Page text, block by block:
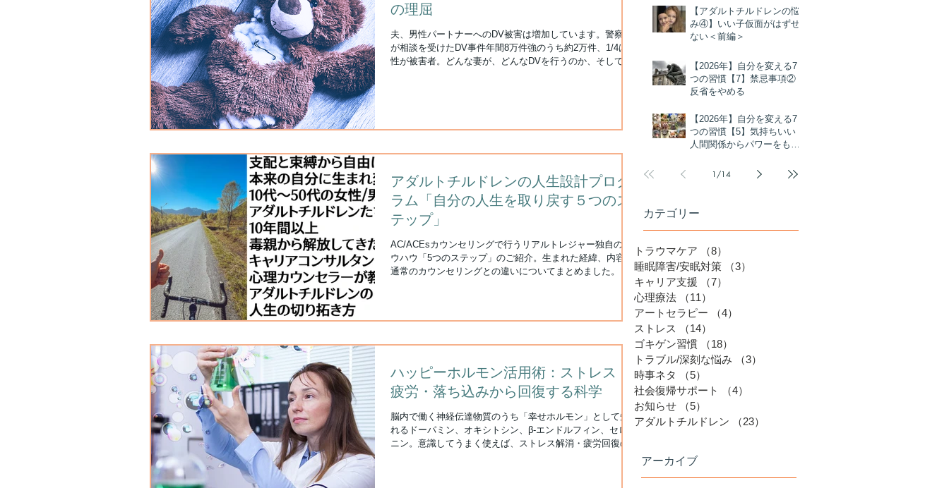
の理屈
夫、男性パートナーへのDV被害は増加しています。警察庁
が相談を受けたDV事件年間8万件強のうち約2万件、1/4は男
性が被害者。どんな妻が、どんなDVを行うのか、そして、
アダルトチルドレンの人生設計プログ
ラム「自分の人生を取り戻す５つのス
テップ」
AC/ACEsカウンセリングで行うリアルトレジャー独自のノ
ウハウ「5つのステップ」のご紹介。生まれた経緯、内容、
通常のカウンセリングとの違いについてまとめました。
ハッピーホルモン活用術：ストレス・
疲労・落ち込みから回復する科学
脳内で働く神経伝達物質のうち「幸せホルモン」として知ら
れるドーパミン、オキシトシン、β-エンドルフィン、セロト
ニン。意識してうまく使えば、ストレス解消・疲労回復の特
【アダルトチルドレンの悩
み④】いい子仮面がはずせ
ない＜前編＞
【2026年】自分を変える7
つの習慣【7】禁忌事項②
反省をやめる
【2026年】自分を変える7
つの習慣【5】気持ちいい
人間関係からパワーをもら
1 /14
カテゴリー
トラウマケア （8）
睡眠障害/安眠対策
（3）
キャリア支援
（7）
心理療法
（11）
アートセラピー
（4）
ストレス
（14）
ゴキゲン習慣
（18）
トラブル/深刻な悩み
（3）
時事ネタ
（5）
社会復帰サポート
（4）
お知らせ
（5）
アダルトチルドレン
（23）
アーカイブ